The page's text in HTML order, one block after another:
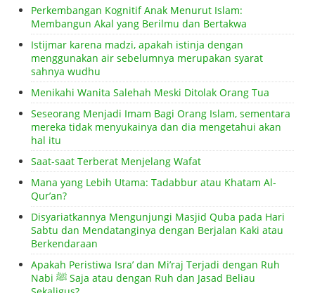
Perkembangan Kognitif Anak Menurut Islam:
Membangun Akal yang Berilmu dan Bertakwa
Istijmar karena madzi, apakah istinja dengan
menggunakan air sebelumnya merupakan syarat
sahnya wudhu
Menikahi Wanita Salehah Meski Ditolak Orang Tua
Seseorang Menjadi Imam Bagi Orang Islam, sementara
mereka tidak menyukainya dan dia mengetahui akan
hal itu
Saat-saat Terberat Menjelang Wafat
Mana yang Lebih Utama: Tadabbur atau Khatam Al-
Qur’an?
Disyariatkannya Mengunjungi Masjid Quba pada Hari
Sabtu dan Mendatanginya dengan Berjalan Kaki atau
Berkendaraan
Apakah Peristiwa Isra’ dan Mi’raj Terjadi dengan Ruh
Nabi ﷺ Saja atau dengan Ruh dan Jasad Beliau